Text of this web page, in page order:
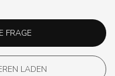
FRAGE
LADEN